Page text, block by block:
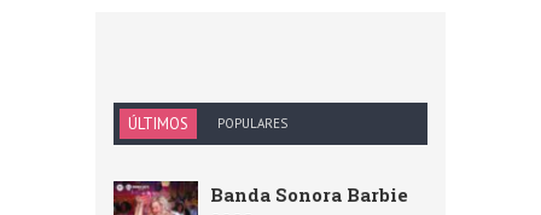
ÚLTIMOS POPULARES
Banda Sonora Barbie